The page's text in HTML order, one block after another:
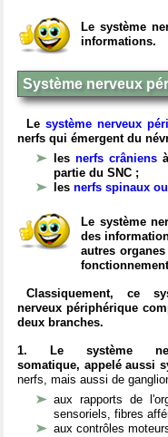
Le système
informations.
Système nerveux
Le système nerveux
nerfs qui émergent du
les nerfs crâniens
partie du SNC ;
les nerfs spinaux
Le système
des
autres
Classiquement, ce
nerveux périphérique
deux branches.
1. Le système
somatique, appelé aussi
nerfs, mais aussi de
aux rapports de
sensoriels, fibres
aux contrôles